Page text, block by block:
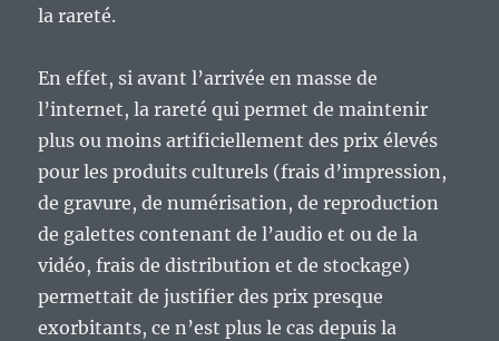
la rareté.
En effet, si avant l’arrivée en masse de
l’internet, la rareté qui permet de maintenir
plus ou moins artificiellement des prix élevés
pour les produits culturels (frais d’impression,
de gravure, de numérisation, de reproduction
de galettes contenant de l’audio et ou de la
vidéo, frais de distribution et de stockage)
permettait de justifier des prix presque
exorbitants, ce n’est plus le cas depuis la